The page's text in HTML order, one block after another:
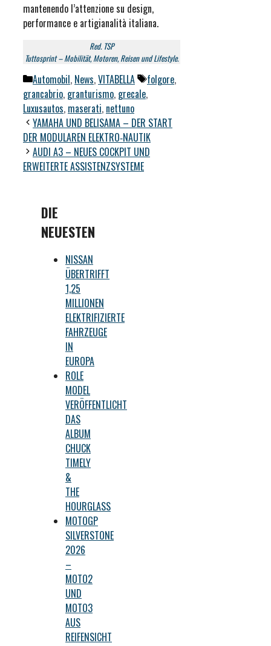
mantenendo l’attenzione su design,
performance e artigianalità italiana.
Red. TSP
Tuttosprint – Mobilität, Motoren, Reisen und Lifestyle.
Kategorien
Automobil, News,VITABELLA Schlagwörter
folgore,
grancabrio, granturismo, grecale,
Luxusautos, maserati, nettuno
YAMAHA UND BELISAMA – DER START
DER MODULAREN ELEKTRO‑NAUTIK
AUDI A3 – NEUES COCKPIT UND
ERWEITERTE ASSISTENZSYSTEME
DIE
NEUESTEN
NISSAN
ÜBERTRIFFT
1,25
MILLIONEN
ELEKTRIFIZIERTE
FAHRZEUGE
IN
EUROPA
ROLE
MODEL
VERÖFFENTLICHT
DAS
ALBUM
CHUCK
TIMELY
&
THE
HOURGLASS
MOTOGP
SILVERSTONE
2026
–
MOTO2
UND
MOTO3
AUS
REIFENSICHT